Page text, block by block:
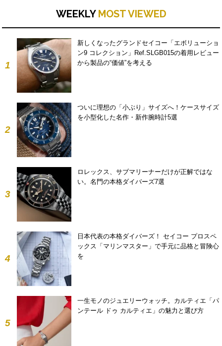
WEEKLY MOST VIEWED
1
新しくなったグランドセイコー「エボリューショ
ン9 コレクション」Ref.SLGB015の着用レビュー
から製品の“価値”を考える
2
ついに理想の「小ぶり」サイズへ！ケースサイズ
を小型化した名作・新作腕時計5選
3
ロレックス、サブマリーナーだけが正解ではな
い。名門の本格ダイバーズ7選
4
日本代表の本格ダイバーズ！ セイコー プロスペ
ックス「マリンマスター」で手元に品格と冒険心
を
5
一生モノのジュエリーウォッチ。カルティエ「パ
ンテール ドゥ カルティエ」の魅力と選び方